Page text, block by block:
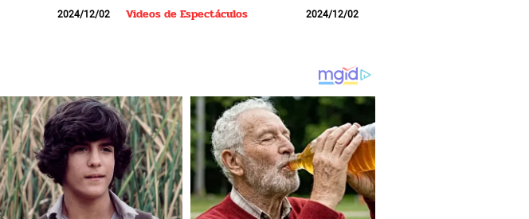
2024/12/02 Videos de Espectáculos 2024/12/02